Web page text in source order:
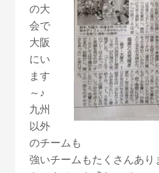
の大
会で
大阪
にい
ます
～♪
九州
以外
のチームも
強いチームもたくさんあり